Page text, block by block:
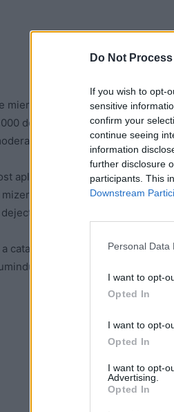
Do Not
If you wish to opt-
sensitive
confirm your
continue seeing
information
further disclosure
participants. This
Downstream
Personal Data
I want to opt-
Opted In
I want to opt-
Opted In
I want to opt-
Advertising.
Opted In
miercuri, Consiliul Naţional al
de lei (aproape 2.000 de
aplicată în urma unei emisiuni
la adresa USR, fără ca
catalogat partidul lui Dominic
i pe membrii acesteia